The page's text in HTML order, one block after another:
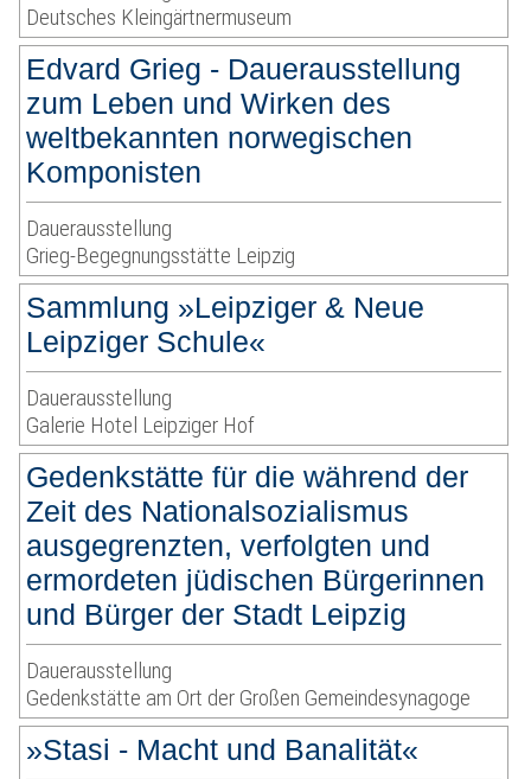
Deutsches Kleingärtnermuseum
Edvard Grieg - Dauerausstellung
zum Leben und Wirken des
weltbekannten norwegischen
Komponisten
Dauerausstellung
Grieg-Begegnungsstätte Leipzig
Sammlung »Leipziger & Neue
Leipziger Schule«
Dauerausstellung
Galerie Hotel Leipziger Hof
Gedenkstätte für die während der
Zeit des Nationalsozialismus
ausgegrenzten, verfolgten und
ermordeten jüdischen Bürgerinnen
und Bürger der Stadt Leipzig
Dauerausstellung
Gedenkstätte am Ort der Großen Gemeindesynagoge
»Stasi - Macht und Banalität«